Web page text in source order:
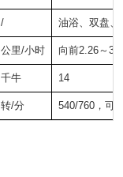
/ 油浴、双盘、
公里/小时 向前2.26～
千牛 14
转/分 540/760，可